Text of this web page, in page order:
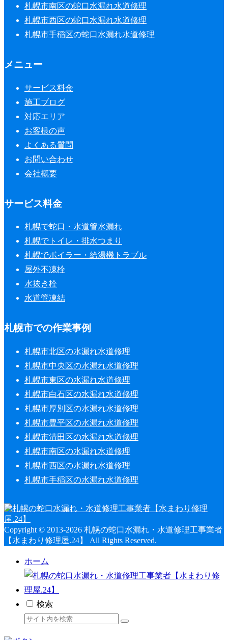
札幌市南区の蛇口水漏れ水道修理
札幌市西区の蛇口水漏れ水道修理
札幌市手稲区の蛇口水漏れ水道修理
メニュー
サービス料金
施工ブログ
対応エリア
お客様の声
よくある質問
お問い合わせ
会社概要
サービス料金
札幌で蛇口・水道管水漏れ
札幌でトイレ・排水つまり
札幌でボイラー・給湯機トラブル
屋外不凍栓
水抜き栓
水道管凍結
札幌市での作業事例
札幌市北区の水漏れ水道修理
札幌市中央区の水漏れ水道修理
札幌市東区の水漏れ水道修理
札幌市白石区の水漏れ水道修理
札幌市厚別区の水漏れ水道修理
札幌市豊平区の水漏れ水道修理
札幌市清田区の水漏れ水道修理
札幌市南区の水漏れ水道修理
札幌市西区の水漏れ水道修理
札幌市手稲区の水漏れ水道修理
Copyright © 2013-2026 札幌の蛇口水漏れ・水道修理工事業者
【水まわり修理屋.24】 All Rights Reserved.
ホーム
検索